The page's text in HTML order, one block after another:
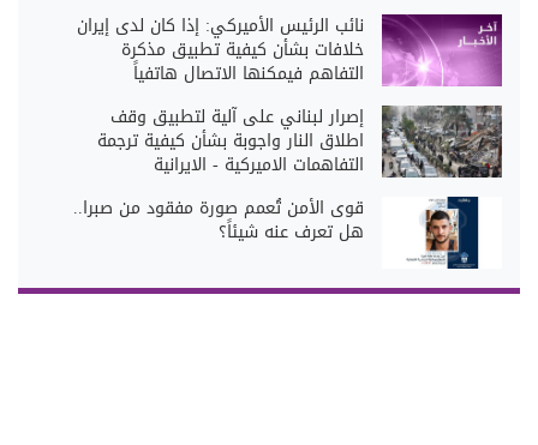
نائب الرئيس الأميركي: إذا كان لدى إيران
خلافات بشأن كيفية تطبيق مذكرة
التفاهم فيمكنها الاتصال هاتفياً
إصرار لبناني على آلية لتطبيق وقف
اطلاق النار واجوبة بشأن كيفية ترجمة
التفاهمات الاميركية - الايرانية
قوى الأمن تُعمم صورة مفقود من صبرا..
هل تعرف عنه شيئاً؟